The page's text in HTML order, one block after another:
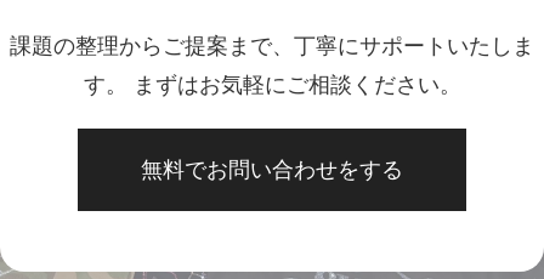
課題の整理からご提案まで、丁寧にサポートいたしま
す。 まずはお気軽にご相談ください。
無料でお問い合わせをする